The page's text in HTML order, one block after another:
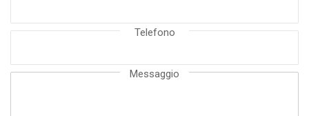
Telefono
Messaggio